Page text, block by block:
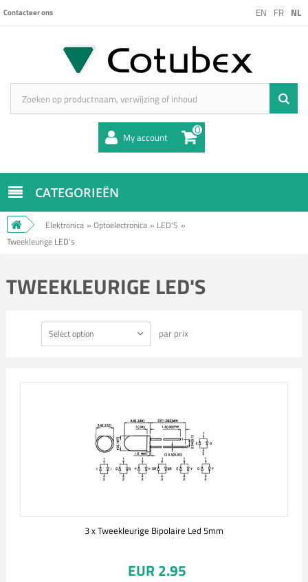
EN FR NL
Contacteer ons
My account 0
CATEGORIEËN
Elektronica » Optoelectronica » LED'S »
Tweekleurige LED's
TWEEKLEURIGE LED'S
Select option par prix
3 x Tweekleurige Bipolaire Led 5mm
EUR 2.95